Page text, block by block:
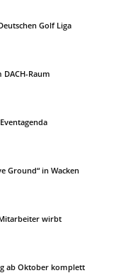
Golf Liga
DACH-Raum
Ground“ in Wacken
wirbt
ab Oktober komplett